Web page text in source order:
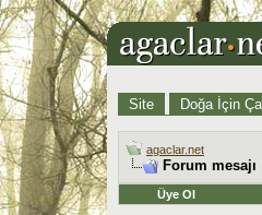
Site Doğa İçin Çal
agaclar.net
Forum mesajı
Üye Ol